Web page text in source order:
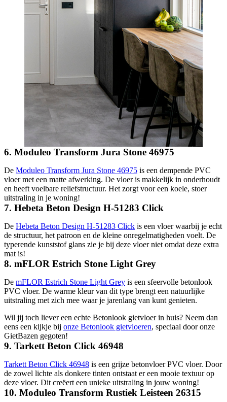
6. Moduleo Transform Jura Stone 46975
De Moduleo Transform Jura Stone 46975 is een dempende PVC
vloer met een matte afwerking. De vloer is makkelijk in onderhoudt
en heeft voelbare reliefstructuur. Het zorgt voor een koele, stoer
uitstraling in je woning!
7. Hebeta Beton Design H-51283 Click
De Hebeta Beton Design H-51283 Click is een vloer waarbij je echt
de structuur, het patroon en de kleine onregelmatigheden voelt. De
typerende kunststof glans zie je bij deze vloer niet omdat deze extra
mat is!
8. mFLOR Estrich Stone Light Grey
De mFLOR Estrich Stone Light Grey is een sfeervolle betonlook
PVC vloer. De warme kleur van dit type brengt een natuurlijke
uitstraling met zich mee waar je jarenlang van kunt genieten.
Wil jij toch liever een echte Betonlook gietvloer in huis? Neem dan
eens een kijkje bij onze Betonlook gietvloeren, speciaal door onze
GietBazen gegoten!
9. Tarkett Beton Click 46948
Tarkett Beton Click 46948 is een grijze betonvloer PVC vloer. Door
de zowel lichte als donkere tinten ontstaat er een mooie textuur op
deze vloer. Dit creëert een unieke uitstraling in jouw woning!
10. Moduleo Transform Rustiek Leisteen 26315